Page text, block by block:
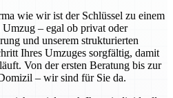
wie wir ist der Schlüssel zu einem
Umzug – egal ob privat oder
und unserem strukturierten
Ihres Umzuges sorgfältig, damit
Von der ersten Beratung bis zur
– wir sind für Sie da.